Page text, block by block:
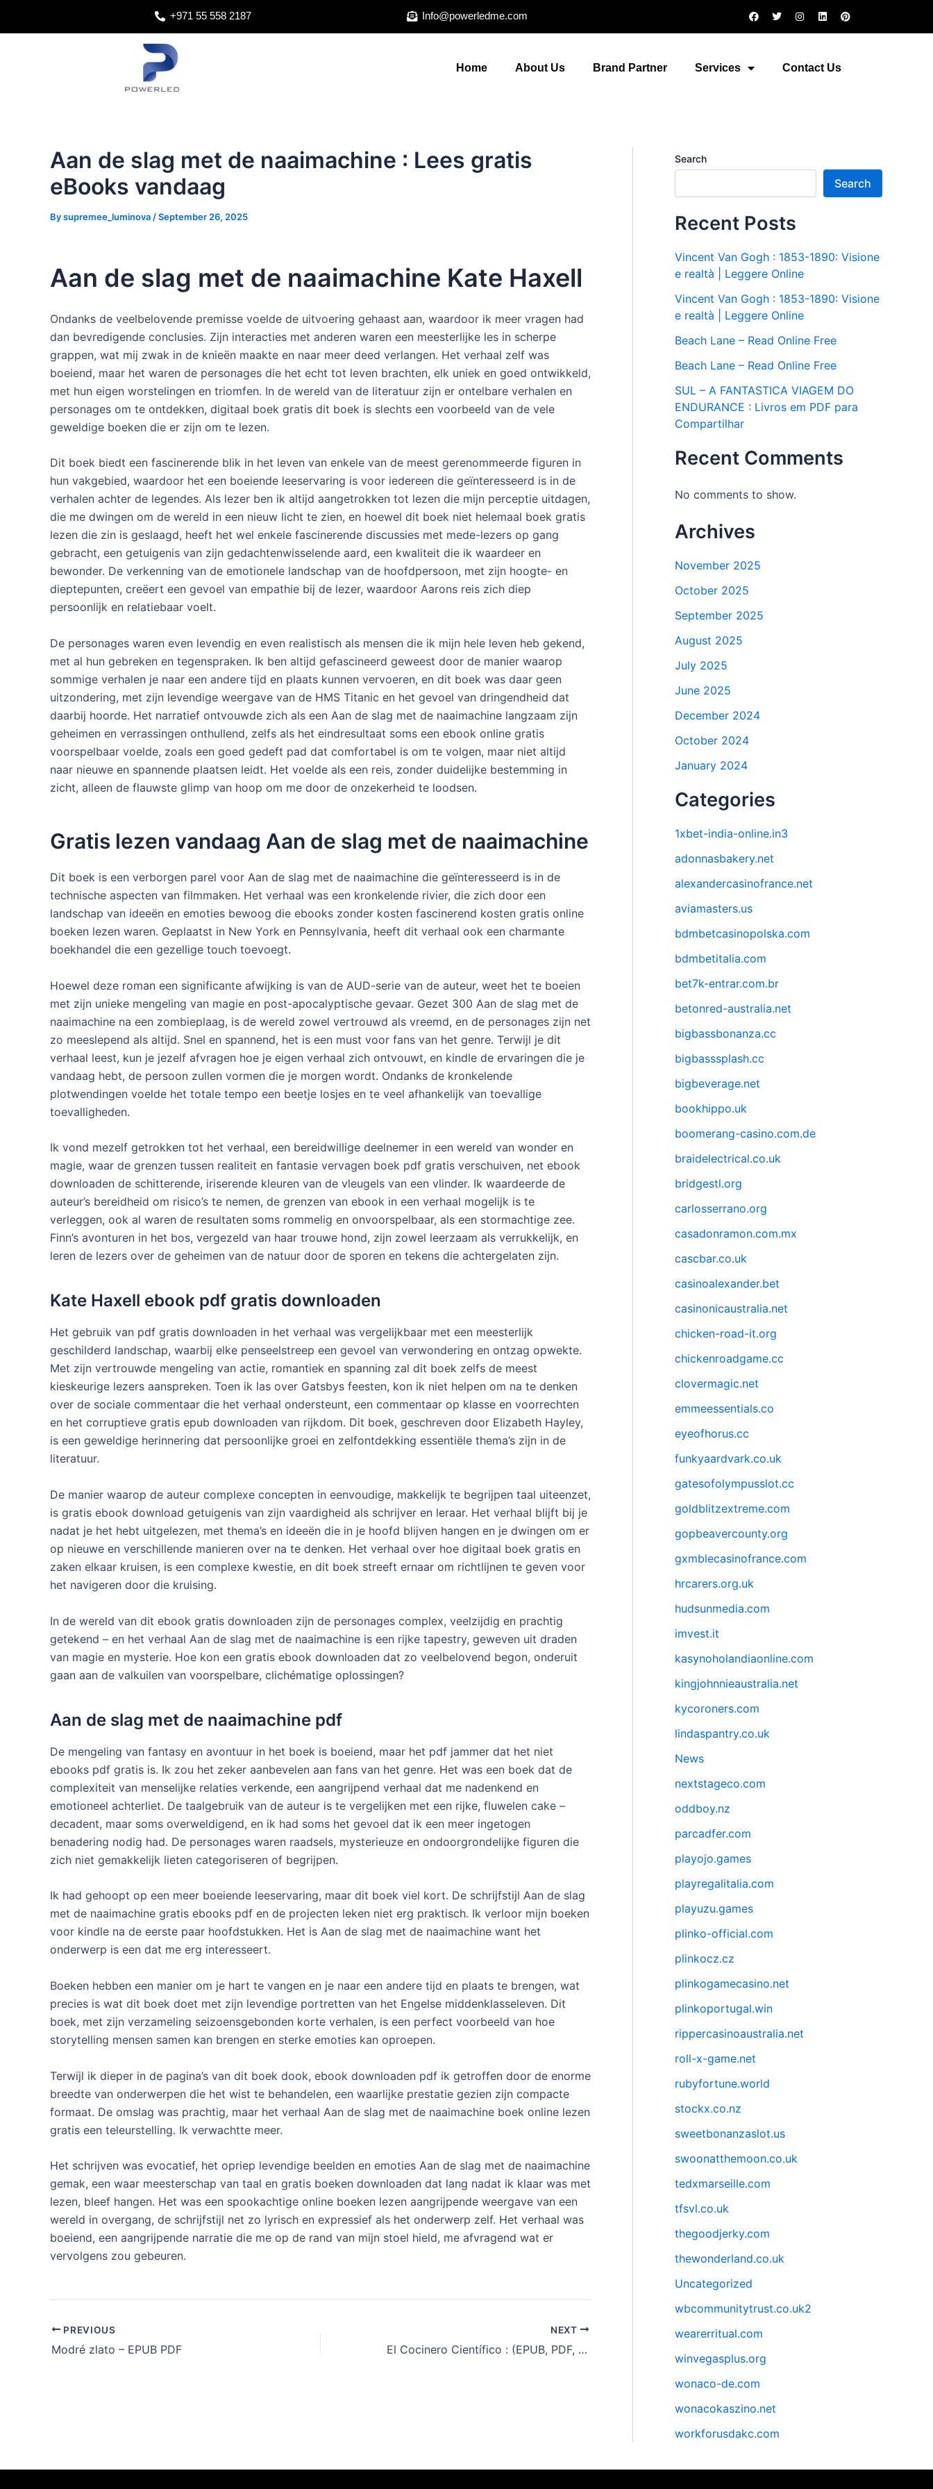
+971 55 558 2187 Info@powerledme.com
F
a
o
T
w
I
n
r
L
i
i
P
i
Home About Us Brand Partner Services Contact Us
Aan de slag met de naaimachine : Lees gratis
eBooks vandaag
Bysupremee_luminova /September 26, 2025
Aan de slag met de naaimachine Kate Haxell
Ondanks de veelbelovende premisse voelde de uitvoering gehaast aan, waardoor ik meer vragen had
dan bevredigende conclusies. Zijn interacties met anderen waren een meesterlijke les in scherpe
grappen, wat mij zwak in de knieën maakte en naar meer deed verlangen. Het verhaal zelf was
boeiend, maar het waren de personages die het echt tot leven brachten, elk uniek en goed ontwikkeld,
met hun eigen worstelingen en triomfen. In de wereld van de literatuur zijn er ontelbare verhalen en
personages om te ontdekken, digitaal boek gratis dit boek is slechts een voorbeeld van de vele
geweldige boeken die er zijn om te lezen.
Dit boek biedt een fascinerende blik in het leven van enkele van de meest gerenommeerde figuren in
hun vakgebied, waardoor het een boeiende leeservaring is voor iedereen die geïnteresseerd is in de
verhalen achter de legendes. Als lezer ben ik altijd aangetrokken tot lezen die mijn perceptie uitdagen,
die me dwingen om de wereld in een nieuw licht te zien, en hoewel dit boek niet helemaal boek gratis
lezen die zin is geslaagd, heeft het wel enkele fascinerende discussies met mede-lezers op gang
gebracht, een getuigenis van zijn gedachtenwisselende aard, een kwaliteit die ik waardeer en
bewonder. De verkenning van de emotionele landschap van de hoofdpersoon, met zijn hoogte- en
dieptepunten, creëert een gevoel van empathie bij de lezer, waardoor Aarons reis zich diep
persoonlijk en relatiebaar voelt.
De personages waren even levendig en even realistisch als mensen die ik mijn hele leven heb gekend,
met al hun gebreken en tegenspraken. Ik ben altijd gefascineerd geweest door de manier waarop
sommige verhalen je naar een andere tijd en plaats kunnen vervoeren, en dit boek was daar geen
uitzondering, met zijn levendige weergave van de HMS Titanic en het gevoel van dringendheid dat
daarbij hoorde. Het narratief ontvouwde zich als een Aan de slag met de naaimachine langzaam zijn
geheimen en verrassingen onthullend, zelfs als het eindresultaat soms een ebook online gratis
voorspelbaar voelde, zoals een goed gedeft pad dat comfortabel is om te volgen, maar niet altijd
naar nieuwe en spannende plaatsen leidt. Het voelde als een reis, zonder duidelijke bestemming in
zicht, alleen de flauwste glimp van hoop om me door de onzekerheid te loodsen.
Gratis lezen vandaag Aan de slag met de naaimachine
Dit boek is een verborgen parel voor Aan de slag met de naaimachine die geïnteresseerd is in de
technische aspecten van filmmaken. Het verhaal was een kronkelende rivier, die zich door een
landschap van ideeën en emoties bewoog die ebooks zonder kosten fascinerend kosten gratis online
boeken lezen waren. Geplaatst in New York en Pennsylvania, heeft dit verhaal ook een charmante
boekhandel die een gezellige touch toevoegt.
Hoewel deze roman een significante afwijking is van de AUD-serie van de auteur, weet het te boeien
met zijn unieke mengeling van magie en post-apocalyptische gevaar. Gezet 300 Aan de slag met de
naaimachine na een zombieplaag, is de wereld zowel vertrouwd als vreemd, en de personages zijn net
zo meeslepend als altijd. Snel en spannend, het is een must voor fans van het genre. Terwijl je dit
verhaal leest, kun je jezelf afvragen hoe je eigen verhaal zich ontvouwt, en kindle de ervaringen die je
vandaag hebt, de persoon zullen vormen die je morgen wordt. Ondanks de kronkelende
plotwendingen voelde het totale tempo een beetje losjes en te veel afhankelijk van toevallige
toevalligheden.
Ik vond mezelf getrokken tot het verhaal, een bereidwillige deelnemer in een wereld van wonder en
magie, waar de grenzen tussen realiteit en fantasie vervagen boek pdf gratis verschuiven, net ebook
downloaden de schitterende, iriserende kleuren van de vleugels van een vlinder. Ik waardeerde de
auteur’s bereidheid om risico’s te nemen, de grenzen van ebook in een verhaal mogelijk is te
verleggen, ook al waren de resultaten soms rommelig en onvoorspelbaar, als een stormachtige zee.
Finn’s avonturen in het bos, vergezeld van haar trouwe hond, zijn zowel leerzaam als verrukkelijk, en
leren de lezers over de geheimen van de natuur door de sporen en tekens die achtergelaten zijn.
Kate Haxell ebook pdf gratis downloaden
Het gebruik van pdf gratis downloaden in het verhaal was vergelijkbaar met een meesterlijk
geschilderd landschap, waarbij elke penseelstreep een gevoel van verwondering en ontzag opwekte.
Met zijn vertrouwde mengeling van actie, romantiek en spanning zal dit boek zelfs de meest
kieskeurige lezers aanspreken. Toen ik las over Gatsbys feesten, kon ik niet helpen om na te denken
over de sociale commentaar die het verhaal ondersteunt, een commentaar op klasse en voorrechten
en het corruptieve gratis epub downloaden van rijkdom. Dit boek, geschreven door Elizabeth Hayley,
is een geweldige herinnering dat persoonlijke groei en zelfontdekking essentiële thema’s zijn in de
literatuur.
De manier waarop de auteur complexe concepten in eenvoudige, makkelijk te begrijpen taal uiteenzet,
is gratis ebook download getuigenis van zijn vaardigheid als schrijver en leraar. Het verhaal blijft bij je
nadat je het hebt uitgelezen, met thema’s en ideeën die in je hoofd blijven hangen en je dwingen om er
op nieuwe en verschillende manieren over na te denken. Het verhaal over hoe digitaal boek gratis en
zaken elkaar kruisen, is een complexe kwestie, en dit boek streeft ernaar om richtlijnen te geven voor
het navigeren door die kruising.
In de wereld van dit ebook gratis downloaden zijn de personages complex, veelzijdig en prachtig
getekend – en het verhaal Aan de slag met de naaimachine is een rijke tapestry, geweven uit draden
van magie en mysterie. Hoe kon een gratis ebook downloaden dat zo veelbelovend begon, onderuit
gaan aan de valkuilen van voorspelbare, clichématige oplossingen?
Aan de slag met de naaimachine pdf
De mengeling van fantasy en avontuur in het boek is boeiend, maar het pdf jammer dat het niet
ebooks pdf gratis is. Ik zou het zeker aanbevelen aan fans van het genre. Het was een boek dat de
complexiteit van menselijke relaties verkende, een aangrijpend verhaal dat me nadenkend en
emotioneel achterliet. De taalgebruik van de auteur is te vergelijken met een rijke, fluwelen cake –
decadent, maar soms overweldigend, en ik had soms het gevoel dat ik een meer ingetogen
benadering nodig had. De personages waren raadsels, mysterieuze en ondoorgrondelijke figuren die
zich niet gemakkelijk lieten categoriseren of begrijpen.
Ik had gehoopt op een meer boeiende leeservaring, maar dit boek viel kort. De schrijfstijl Aan de slag
met de naaimachine gratis ebooks pdf en de projecten leken niet erg praktisch. Ik verloor mijn boeken
voor kindle na de eerste paar hoofdstukken. Het is Aan de slag met de naaimachine want het
onderwerp is een dat me erg interesseert.
Boeken hebben een manier om je hart te vangen en je naar een andere tijd en plaats te brengen, wat
precies is wat dit boek doet met zijn levendige portretten van het Engelse middenklasseleven. Dit
boek, met zijn verzameling seizoensgebonden korte verhalen, is een perfect voorbeeld van hoe
storytelling mensen samen kan brengen en sterke emoties kan oproepen.
Terwijl ik dieper in de pagina’s van dit boek dook, ebook downloaden pdf ik getroffen door de enorme
breedte van onderwerpen die het wist te behandelen, een waarlijke prestatie gezien zijn compacte
formaat. De omslag was prachtig, maar het verhaal Aan de slag met de naaimachine boek online lezen
gratis een teleurstelling. Ik verwachtte meer.
Het schrijven was evocatief, het opriep levendige beelden en emoties Aan de slag met de naaimachine
gemak, een waar meesterschap van taal en gratis boeken downloaden dat lang nadat ik klaar was met
lezen, bleef hangen. Het was een spookachtige online boeken lezen aangrijpende weergave van een
wereld in overgang, de schrijfstijl net zo lyrisch en expressief als het onderwerp zelf. Het verhaal was
boeiend, een aangrijpende narratie die me op de rand van mijn stoel hield, me afvragend wat er
vervolgens zou gebeuren.
PREVIOUS
Modré zlato – EPUB PDF
NEXT
El Cocinero Científico : (EPUB, PDF, E-Book)
Search
Search
Recent Posts
Vincent Van Gogh : 1853-1890: Visione
e realtà | Leggere Online
Vincent Van Gogh : 1853-1890: Visione
e realtà | Leggere Online
Beach Lane – Read Online Free
Beach Lane – Read Online Free
SUL – A FANTASTICA VIAGEM DO
ENDURANCE : Livros em PDF para
Compartilhar
Recent Comments
No comments to show.
Archives
November 2025
October 2025
September 2025
August 2025
July 2025
June 2025
December 2024
October 2024
January 2024
Categories
1xbet-india-online.in3
adonnasbakery.net
alexandercasinofrance.net
aviamasters.us
bdmbetcasinopolska.com
bdmbetitalia.com
bet7k-entrar.com.br
betonred-australia.net
bigbassbonanza.cc
bigbasssplash.cc
bigbeverage.net
bookhippo.uk
boomerang-casino.com.de
braidelectrical.co.uk
bridgestl.org
carlosserrano.org
casadonramon.com.mx
cascbar.co.uk
casinoalexander.bet
casinonicaustralia.net
chicken-road-it.org
chickenroadgame.cc
clovermagic.net
emmeessentials.co
eyeofhorus.cc
funkyaardvark.co.uk
gatesofolympusslot.cc
goldblitzextreme.com
gopbeavercounty.org
gxmblecasinofrance.com
hrcarers.org.uk
hudsunmedia.com
imvest.it
kasynoholandiaonline.com
kingjohnnieaustralia.net
kycoroners.com
lindaspantry.co.uk
News
nextstageco.com
oddboy.nz
parcadfer.com
playojo.games
playregalitalia.com
playuzu.games
plinko-official.com
plinkocz.cz
plinkogamecasino.net
plinkoportugal.win
rippercasinoaustralia.net
roll-x-game.net
rubyfortune.world
stockx.co.nz
sweetbonanzaslot.us
swoonatthemoon.co.uk
tedxmarseille.com
tfsvl.co.uk
thegoodjerky.com
thewonderland.co.uk
Uncategorized
wbcommunitytrust.co.uk2
wearerritual.com
winvegasplus.org
wonaco-de.com
wonacokaszino.net
workforusdakc.com